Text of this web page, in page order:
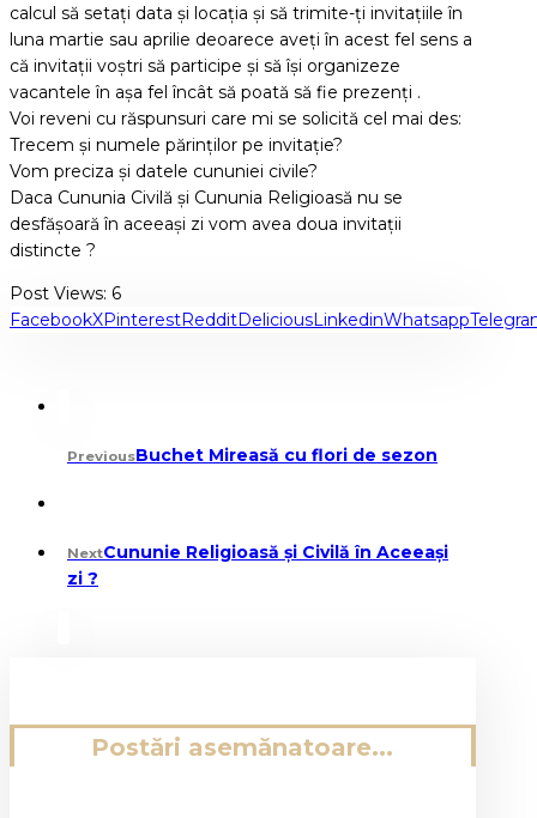
calcul să setați data și locația și să trimite-ți invitațiile în
luna martie sau aprilie deoarece aveți în acest fel sens a
că invitații voștri să participe și să își organizeze
vacantele în așa fel încât să poată să fie prezenți .
Voi reveni cu răspunsuri care mi se solicită cel mai des:
Trecem și numele părinților pe invitație?
Vom preciza și datele cununiei civile?
Daca Cununia Civilă și Cununia Religioasă nu se
desfășoară în aceeași zi vom avea doua invitații
distincte ?
Post Views: 6
FacebookXPinterestRedditDeliciousLinkedinWhatsapp
PreviousBuchet Mireasă cu flori de sezon
NextCununie Religioasă și Civilă în Aceeași
zi ?
Postări asemănatoare...